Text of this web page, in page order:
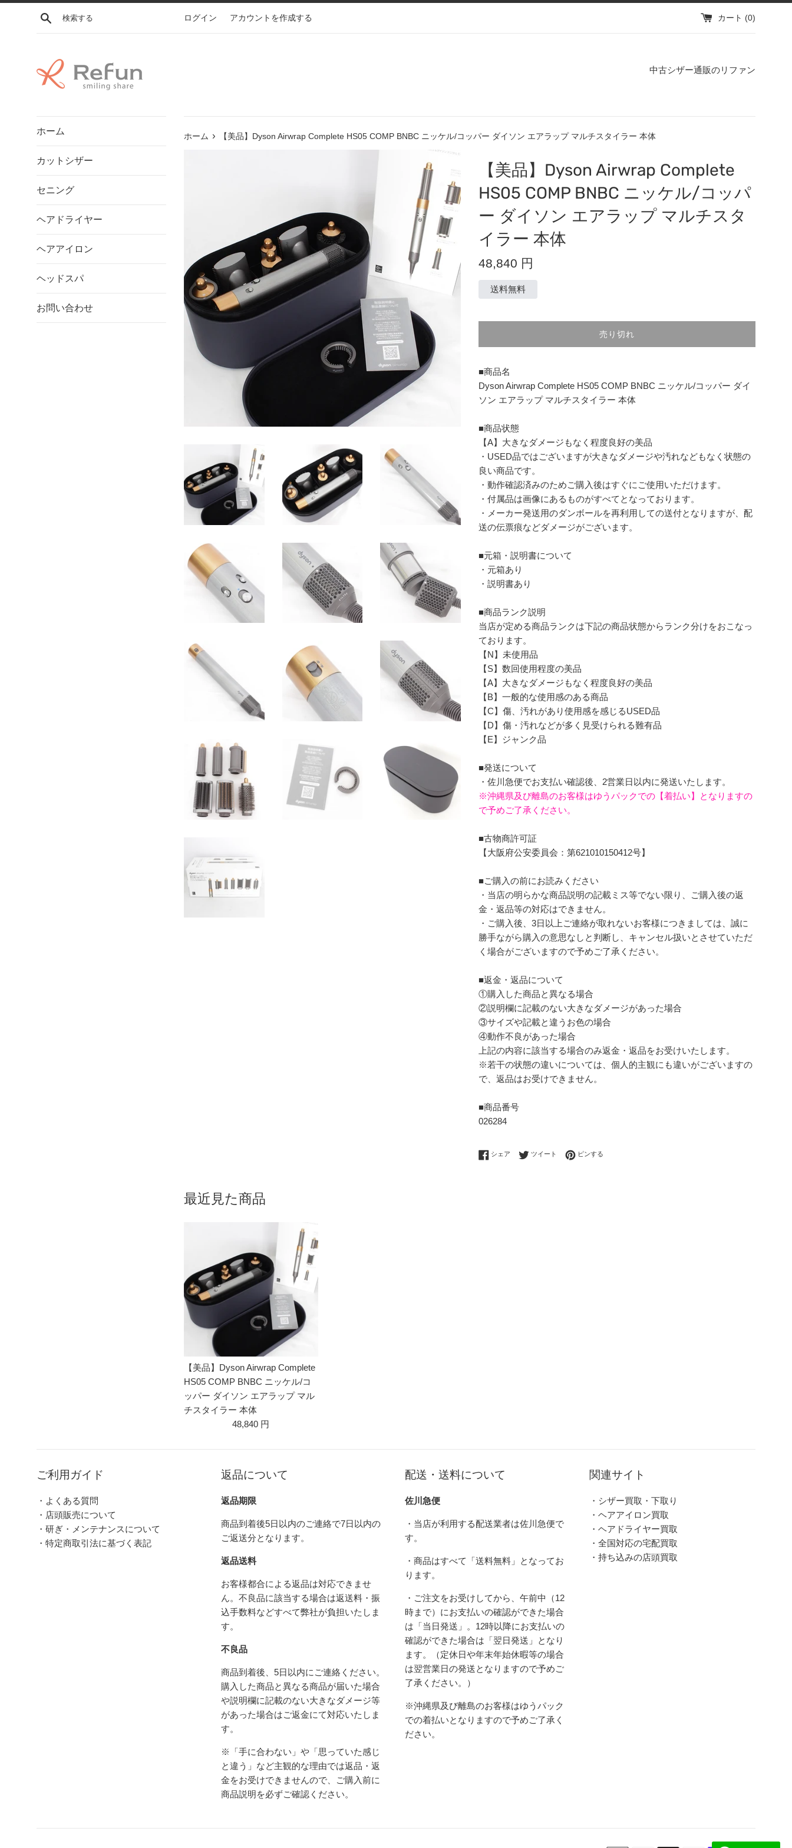
コ
検索する ログイン アカウントを作成する カート (0)
中古シザー通販のリファン
ホーム
カットシザー
セニング
ヘアドライヤー
ヘアアイロン
ヘッドスパ
お問い合わせ
ホーム › 【美品】Dyson Airwrap Complete HS05 COMP BNBC ニッケル/コッパー ダイソン エアラップ マルチスタイラー 本体
【美品】Dyson Airwrap Complete
HS05 COMP BNBC ニッケル/コッパ
ー ダイソン エアラップ マルチスタ
イラー 本体
通
格
48,840 円
送料無料
売り切れ
■商品名
Dyson Airwrap Complete HS05 COMP BNBC ニッケル/コッパー ダイ
ソン エアラップ マルチスタイラー 本体
■商品状態
【A】大きなダメージもなく程度良好の美品
・USED品ではございますが大きなダメージや汚れなどもなく状態の
良い商品です。
・動作確認済みのためご購入後はすぐにご使用いただけます。
・付属品は画像にあるものがすべてとなっております。
・メーカー発送用のダンボールを再利用しての送付となりますが、配
送の伝票痕などダメージがございます。
■元箱・説明書について
・元箱あり
・説明書あり
■商品ランク説明
当店が定める商品ランクは下記の商品状態からランク分けをおこなっ
ております。
【N】未使用品
【S】数回使用程度の美品
【A】大きなダメージもなく程度良好の美品
【B】一般的な使用感のある商品
【C】傷、汚れがあり使用感を感じるUSED品
【D】傷・汚れなどが多く見受けられる難有品
【E】ジャンク品
■発送について
・佐川急便でお支払い確認後、2営業日以内に発送いたします。
※沖縄県及び離島のお客様はゆうパックでの【着払い】となりますの
で予めご了承ください。
■古物商許可証
【大阪府公安委員会：第621010150412号】
■ご購入の前にお読みください
・当店の明らかな商品説明の記載ミス等でない限り、ご購入後の返
金・返品等の対応はできません。
・ご購入後、3日以上ご連絡が取れないお客様につきましては、誠に
勝手ながら購入の意思なしと判断し、キャンセル扱いとさせていただ
く場合がございますので予めご了承ください。
■返金・返品について
①購入した商品と異なる場合
②説明欄に記載のない大きなダメージがあった場合
③サイズや記載と違うお色の場合
④動作不良があった場合
上記の内容に該当する場合のみ返金・返品をお受けいたします。
※若干の状態の違いについては、個人的主観にも違いがございますの
で、返品はお受けできません。
■商品番号
026284
シェア Facebookでシェアする
ツイート Twitterに投稿する
ピンする
最近見た商品
【美品】Dyson Airwrap Complete
HS05 COMP BNBC ニッケル/コ
ッパー ダイソン エアラップ マル
チスタイラー 本体
48,840 円
ご利用ガイド
・よくある質問
・店頭販売について
・研ぎ・メンテナンスについて
・特定商取引法に基づく表記
返品について
返品期限
商品到着後5日以内のご連絡で7日以内の
ご返送分となります。
返品送料
お客様都合による返品は対応できませ
ん。不良品に該当する場合は返送料・振
込手数料などすべて弊社が負担いたしま
す。
不良品
商品到着後、5日以内にご連絡ください。
購入した商品と異なる商品が届いた場合
や説明欄に記載のない大きなダメージ等
があった場合はご返金にて対応いたしま
す。
※「手に合わない」や「思っていた感じ
と違う」など主観的な理由では返品・返
金をお受けできませんので、ご購入前に
商品説明を必ずご確認ください。
配送・送料について
佐川急便
・当店が利用する配送業者は佐川急便で
す。
・商品はすべて「送料無料」となってお
ります。
・ご注文をお受けしてから、午前中（12
時まで）にお支払いの確認ができた場合
は「当日発送」。12時以降にお支払いの
確認ができた場合は「翌日発送」となり
ます。（定休日や年末年始休暇等の場合
は翌営業日の発送となりますので予めご
了承ください。）
※沖縄県及び離島のお客様はゆうパック
での着払いとなりますので予めご了承く
ださい。
関連サイト
・シザー買取・下取り
・ヘアアイロン買取
・ヘアドライヤー買取
・全国対応の宅配買取
・持ち込みの店頭買取